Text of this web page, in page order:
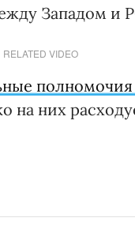
Западом и
RELATED VIDEO
на них